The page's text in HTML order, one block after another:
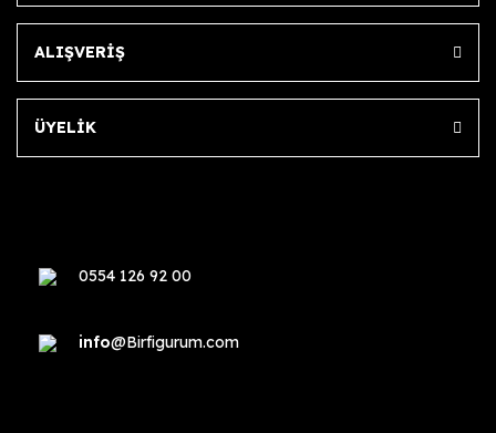
ALIŞVERİŞ
ÜYELİK
0554 126 92 00
info@Birfigurum.com